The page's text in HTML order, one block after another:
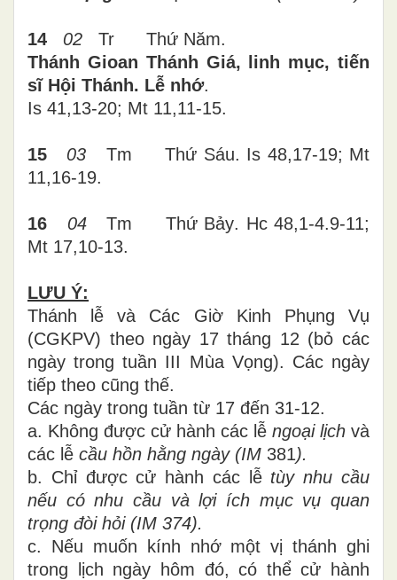
14 02 Tr Thứ Năm.
Thánh Gioan Thánh Giá, linh mục, tiến
sĩ Hội Thánh. Lễ nhớ.
Is 41,13-20; Mt 11,11-15.
15 03 TmThứ Sáu. Is 48,17-19; Mt
11,16-19.
16 04Tm Thứ Bảy. Hc 48,1-4.9-11;
Mt 17,10-13.
LƯU Ý:
Thánh lễ và Các Giờ Kinh Phụng Vụ
(CGKPV) theo ngày 17 tháng 12 (bỏ các
ngày trong tuần III Mùa Vọng). Các ngày
tiếp theo cũng thế.
Các ngày trong tuần từ 17 đến 31-12.
a. Không được cử hành các lễ ngoại lịch và
các lễ cầu hồn hằng ngày (IM 381).
b. Chỉ được cử hành các lễ tùy nhu cầu
nếu có nhu cầu và lợi ích mục vụ quan
trọng đòi hỏi (IM 374).
c. Nếu muốn kính nhớ một vị thánh ghi
trong lịch ngày hôm đó, có thể cử hành